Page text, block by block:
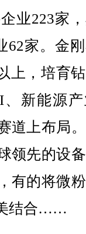
业223家
62家。金
上，培育
新能源
道上布局
领先的设
有的将微
结合……